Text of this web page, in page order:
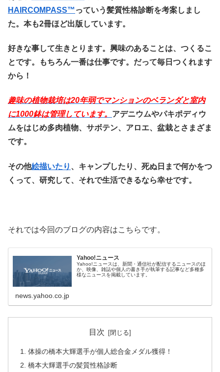
HAIRCOMPASS™️ っていう髪質性格診断を考案しまし
た。本も2冊ほど出版しています。
好きな事して生きとります。興味のあることは、つくるこ
とです。もちろん一番は仕事です。だって毎日つくれます
から！
趣味の植物栽培は20年弱でマンションのベランダと室内
に1000鉢は管理しています。 アデニウムやパキポディウ
ムをはじめ多肉植物、サボテン、アロエ、盆栽とさまざま
です。
その他絵描いたり 、キャンプしたり、死ぬ日まで何かをつ
くって、研究して、それで生活できるなら幸せです。
それでは今回のブログの内容はこちらです。
Yahoo!ニュース
Yahoo!ニュースは、新聞・通信社が配信するニュースのほ
か、映像、雑誌や個人の書き手が執筆する記事など多種多
様なニュースを掲載しています。
news.yahoo.co.jp
目次
体操の橋本大輝選手が個人総合金メダル獲得！
橋本大輝選手の髪質性格診断